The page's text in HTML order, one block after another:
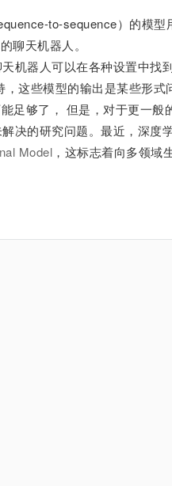
to-sequence）的模型
聊天机器人。
机器人可以在各种设置中找
这些模型的输出是某些形式
足够了， 但是，对于更一般
决的研究问题。最近，深度
Model ，这标志着向多领域